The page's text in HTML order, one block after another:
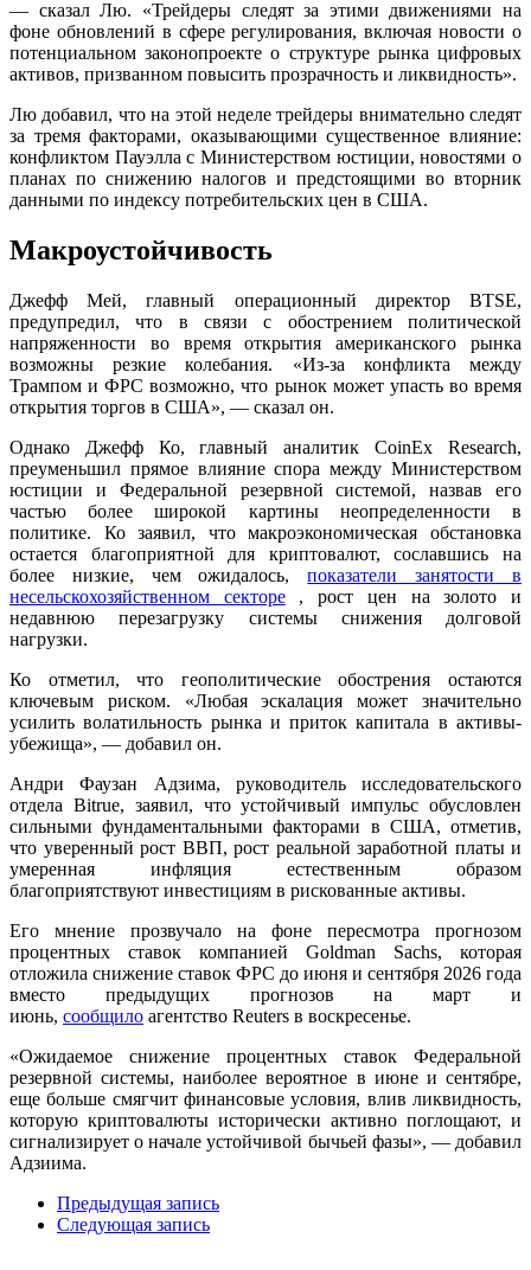
— сказал Лю. «Трейдеры следят за этими движениями на
фоне обновлений в сфере регулирования, включая новости о
потенциальном законопроекте о структуре рынка цифровых
активов, призванном повысить прозрачность и ликвидность».
Лю добавил, что на этой неделе трейдеры внимательно следят
за тремя факторами, оказывающими существенное влияние:
конфликтом Пауэлла с Министерством юстиции, новостями о
планах по снижению налогов и предстоящими во вторник
данными по индексу потребительских цен в США.
Макроустойчивость
Джефф Мей, главный операционный директор BTSE,
предупредил, что в связи с обострением политической
напряженности во время открытия американского рынка
возможны резкие колебания. «Из-за конфликта между
Трампом и ФРС возможно, что рынок может упасть во время
открытия торгов в США», — сказал он.
Однако Джефф Ко, главный аналитик CoinEx Research,
преуменьшил прямое влияние спора между Министерством
юстиции и Федеральной резервной системой, назвав его
частью более широкой картины неопределенности в
политике. Ко заявил, что макроэкономическая обстановка
остается благоприятной для криптовалют, сославшись на
более низкие, чем ожидалось,показатели занятости в
несельскохозяйственном секторе, рост цен на золото и
недавнюю перезагрузку системы снижения долговой
нагрузки.
Ко отметил, что геополитические обострения остаются
ключевым риском. «Любая эскалация может значительно
усилить волатильность рынка и приток капитала в активы-
убежища», — добавил он.
Андри Фаузан Адзима, руководитель исследовательского
отдела Bitrue, заявил, что устойчивый импульс обусловлен
сильными фундаментальными факторами в США, отметив,
что уверенный рост ВВП, рост реальной заработной платы и
умеренная инфляция естественным образом
благоприятствуют инвестициям в рискованные активы.
Его мнение прозвучало на фоне пересмотра прогнозом
процентных ставок компанией Goldman Sachs, которая
отложила снижение ставок ФРС до июня и сентября 2026 года
вместо предыдущих прогнозов на март и
июнь, сообщило агентство Reuters в воскресенье.
«Ожидаемое снижение процентных ставок Федеральной
резервной системы, наиболее вероятное в июне и сентябре,
еще больше смягчит финансовые условия, влив ликвидность,
которую криптовалюты исторически активно поглощают, и
сигнализирует о начале устойчивой бычьей фазы», ​​— добавил
Адзиима.
Предыдущая запись
Следующая запись